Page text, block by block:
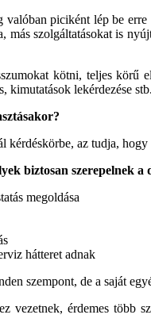
piciként lép be
más szolgáltatásokat is
kötni, teljes körű
kimutatások lekérdezése
az tudja,
biztosan szerepelnek a
megoldása
hátteret adnak
szempont, de a saját
vezetnek, érdemes több